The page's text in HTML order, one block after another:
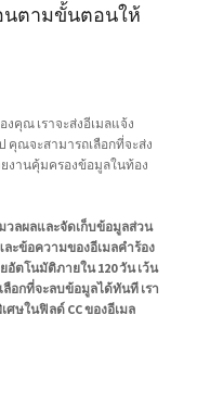
นตามขั้นตอนให้
คุณ เราจะส่งอีเมลแจ้ง
คุณจะสามารถเลือกที่จะส่ง
ยงานคุ้มครองข้อมูลในท้อง
วลผลและจัดเก็บข้อมูลส่วน
ะข้อความของอีเมลคำร้อง
ตโนมัติภายใน 120 วัน เว้น
อกที่จะลบข้อมูลได้ทันที เรา
ษในฟิลด์ CC ของอีเมล